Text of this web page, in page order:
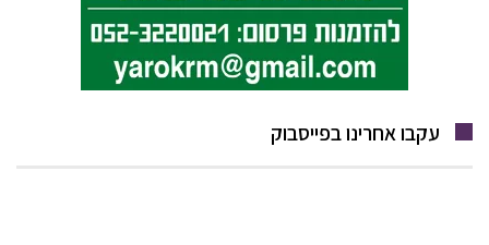
עקבו אחרינו בפייסבוק